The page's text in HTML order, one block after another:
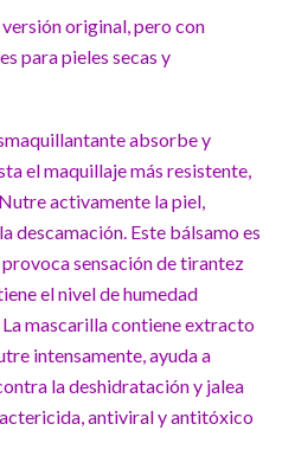
original, pero con
para pieles secas y
absorbe y
el maquillaje más resistente,
activamente la piel,
descamación. Este bálsamo es
sensación de tirantez
el nivel de humedad
mascarilla contiene extracto
intensamente, ayuda a
la deshidratación y jalea
antiviral y antitóxico